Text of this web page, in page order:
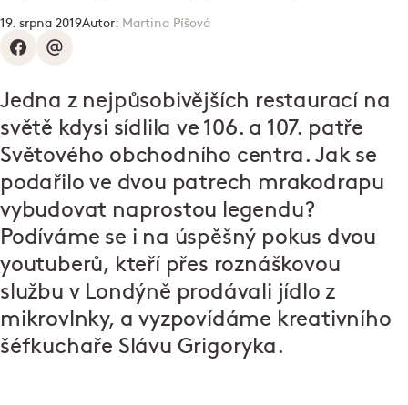
19. srpna 2019Autor: Martina Píšová
Jedna z nejpůsobivějších restaurací na
světě kdysi sídlila ve 106. a 107. patře
Světového obchodního centra. Jak se
podařilo ve dvou patrech mrakodrapu
vybudovat naprostou legendu?
Podíváme se i na úspěšný pokus dvou
youtuberů, kteří přes roznáškovou
službu v Londýně prodávali jídlo z
mikrovlnky, a vyzpovídáme kreativního
šéfkuchaře Slávu Grigoryka.